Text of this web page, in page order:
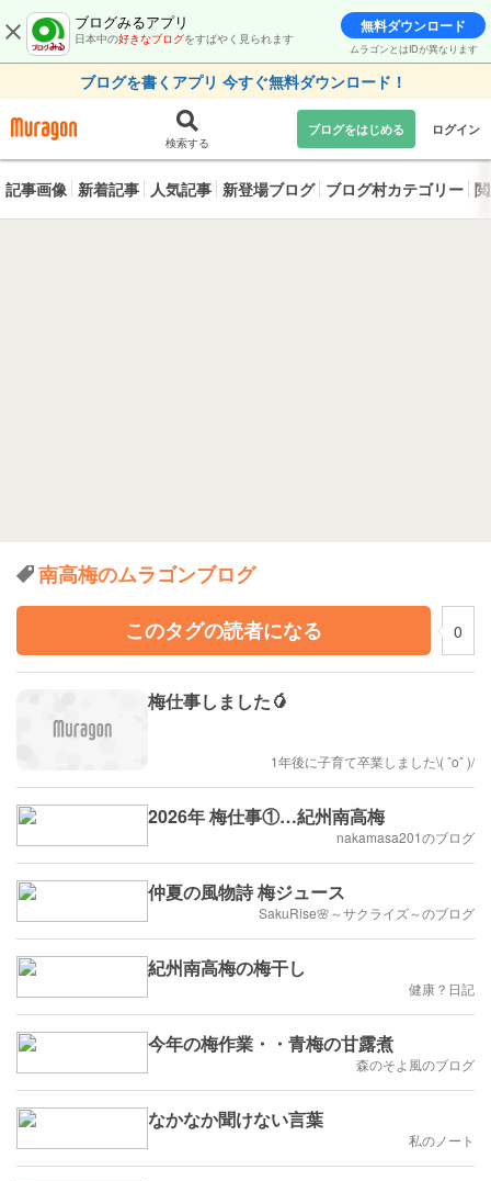
ブログみるアプリ
日本中の好きなブログをすばやく見られます
無料ダウンロード
ムラゴンとはIDが異なります
ブログを書くアプリ 今すぐ無料ダウンロード！
検索する
ブログをはじめる ログイン
記事画像 新着記事 人気記事 新登場ブログ ブログ村カテゴリー
南高梅のムラゴンブログ
このタグの読者になる
0
梅仕事しました🥭
1年後に子育て卒業しました\( ˆoˆ )/
2026年 梅仕事①…紀州南高梅
nakamasa201のブログ
仲夏の風物詩 梅ジュース
SakuRise🌸～サクライズ～のブログ
紀州南高梅の梅干し
健康？日記
今年の梅作業・・青梅の甘露煮
森のそよ風のブログ
なかなか聞けない言葉
私のノート